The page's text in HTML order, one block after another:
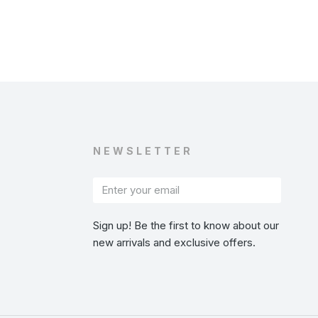
NEWSLETTER
Sign up! Be the first to know about our
new arrivals and exclusive offers.